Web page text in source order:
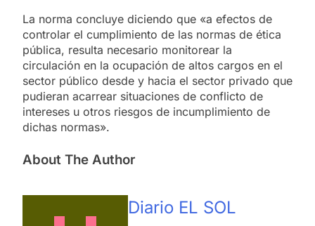
La norma concluye diciendo que «a efectos de
controlar el cumplimiento de las normas de ética
pública, resulta necesario monitorear la
circulación en la ocupación de altos cargos en el
sector público desde y hacia el sector privado que
pudieran acarrear situaciones de conflicto de
intereses u otros riesgos de incumplimiento de
dichas normas».
About The Author
Diario EL SOL